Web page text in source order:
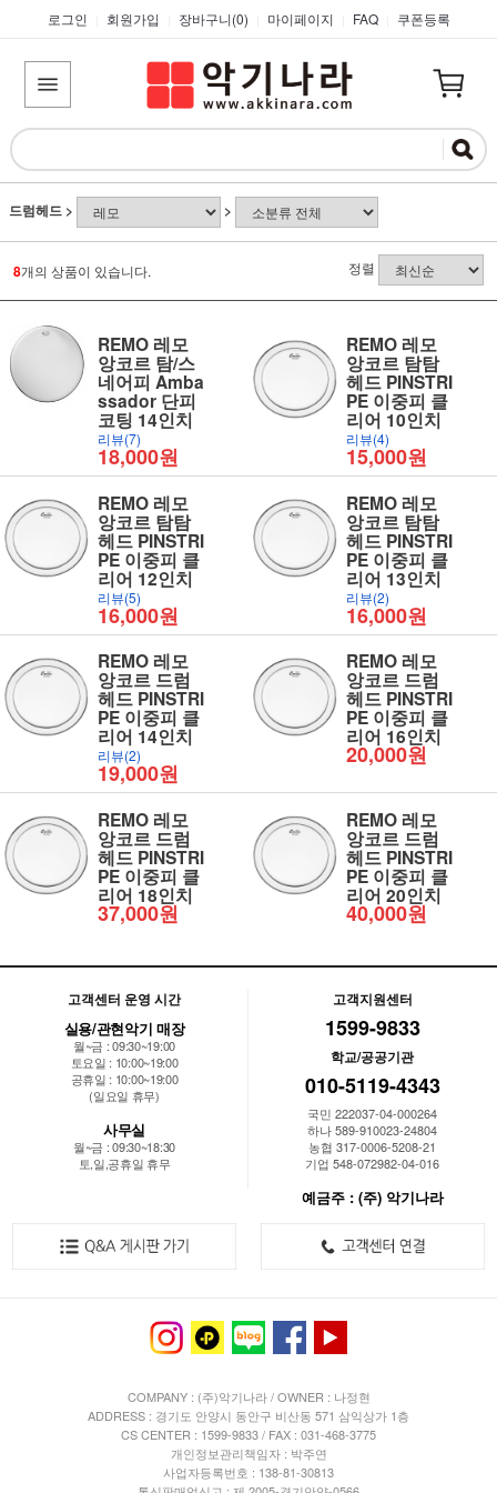
로그인 회원가입 장바구니(0) 마이페이지 FAQ 쿠폰등록
드럼헤드 > >
8개의 상품이 있습니다. 정렬
REMO 레모
앙코르 탐/스
네어피 Amba
ssador 단피
코팅 14인치
리뷰(7)
18,000원
REMO 레모
앙코르 탐탐
헤드 PINSTRI
PE 이중피 클
리어 10인치
리뷰(4)
15,000원
REMO 레모
앙코르 탐탐
헤드 PINSTRI
PE 이중피 클
리어 12인치
리뷰(5)
16,000원
REMO 레모
앙코르 탐탐
헤드 PINSTRI
PE 이중피 클
리어 13인치
리뷰(2)
16,000원
REMO 레모
앙코르 드럼
헤드 PINSTRI
PE 이중피 클
리어 14인치
리뷰(2)
19,000원
REMO 레모
앙코르 드럼
헤드 PINSTRI
PE 이중피 클
리어 16인치
20,000원
REMO 레모
앙코르 드럼
헤드 PINSTRI
PE 이중피 클
리어 18인치
37,000원
REMO 레모
앙코르 드럼
헤드 PINSTRI
PE 이중피 클
리어 20인치
40,000원
고객센터 운영 시간
실용/관현악기 매장
월~금 : 09:30~19:00
토요일 : 10:00~19:00
공휴일 : 10:00~19:00
(일요일 휴무)
사무실
월~금 : 09:30~18:30
토,일,공휴일 휴무
고객지원센터
1599-9833
학교/공공기관
010-5119-4343
국민 222037-04-000264
하나 589-910023-24804
농협 317-0006-5208-21
기업 548-072982-04-016
예금주 : (주) 악기나라
COMPANY : (주)악기나라 / OWNER : 나정현
ADDRESS : 경기도 안양시 동안구 비산동 571 삼익상가 1층
CS CENTER : 1599-9833 / FAX : 031-468-3775
개인정보관리책임자 : 박주연
사업자등록번호 : 138-81-30813